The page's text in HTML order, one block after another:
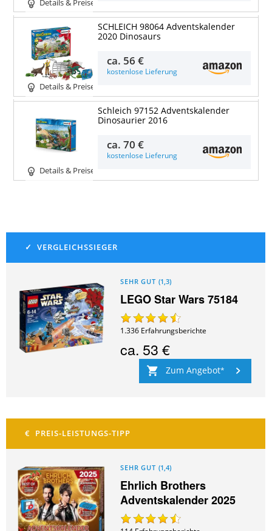
Details & Preise
Details & Preise
SCHLEICH 98064 Adventskalender
2020 Dinosaurs
ca. 56 €
kostenlose Lieferung
Details & Preise
Schleich 97152 Adventskalender
Dinosaurier 2016
ca.70 €
kostenlose Lieferung
SEHR GUT (1,3)
LEGO Star Wars 75184
1.336 Erfahrungsberichte
ca. 53 €
Zum Angebot
SEHR GUT (1,4)
Ehrlich Brothers
Adventskalender 2025